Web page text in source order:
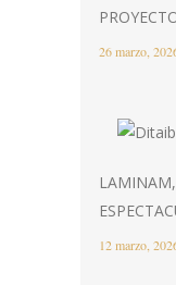
26 marzo,
12 marzo,